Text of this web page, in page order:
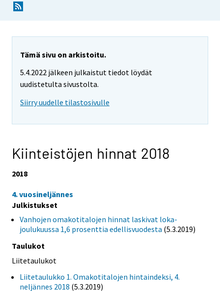
Tämä sivu on arkistoitu.
5.4.2022 jälkeen julkaistut tiedot löydät
uudistetulta sivustolta.
Siirry uudelle tilastosivulle
Kiinteistöjen hinnat 2018
2018
4. vuosineljännes
Julkistukset
Vanhojen omakotitalojen hinnat laskivat loka-
joulukuussa 1,6 prosenttia edellisvuodesta (5.3.2019)
Taulukot
Liitetaulukot
Liitetaulukko 1. Omakotitalojen hintaindeksi, 4.
neljännes 2018 (5.3.2019)